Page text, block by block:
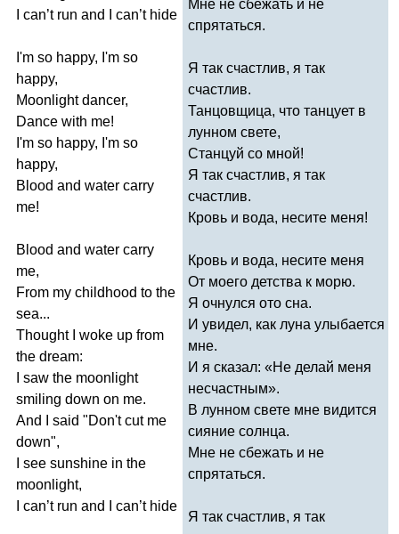
can’t run and can’t hide
I'm so happy, I'm so
happy,
Moonlight dancer,
Dance with me!
I'm so happy, I'm so
happy,
Blood and water carry
me!
Blood and water carry
me,
From my childhood to the
sea...
Thought
woke up from
the dream:
saw the moonlight
smiling down on me.
And
said "Don't cut me
down",
see sunshine in the
moonlight,
can’t run and can’t hide
Мне не сбежать и не
спрятаться.
Я так счастлив, я так
счастлив.
Танцовщица, что танцует в
лунном свете,
Станцуй со мной!
Я так счастлив, я так
счастлив.
Кровь и вода, несите меня!
Кровь и вода, несите меня
От моего детства к морю.
Я очнулся ото сна.
И увидел, как луна улыбается
мне.
И я сказал: «Не делай меня
несчастным».
В лунном свете мне видится
сияние солнца.
Мне не сбежать и не
спрятаться.
Я так счастлив, я так